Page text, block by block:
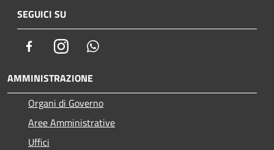
SEGUICI SU
FacebookInstagram
AMMINISTRAZIONE
Organi di Governo
Aree Amministrative
Uffici